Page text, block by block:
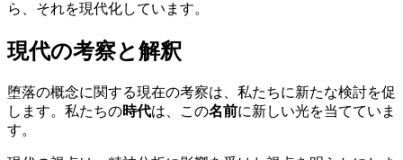
ら、それを現代化しています。
現代の考察と解釈
堕落の概念に関する現在の考察は、私たちに新たな検討を促
します。私たちの時代は、この名前に新しい光を当てていま
す。